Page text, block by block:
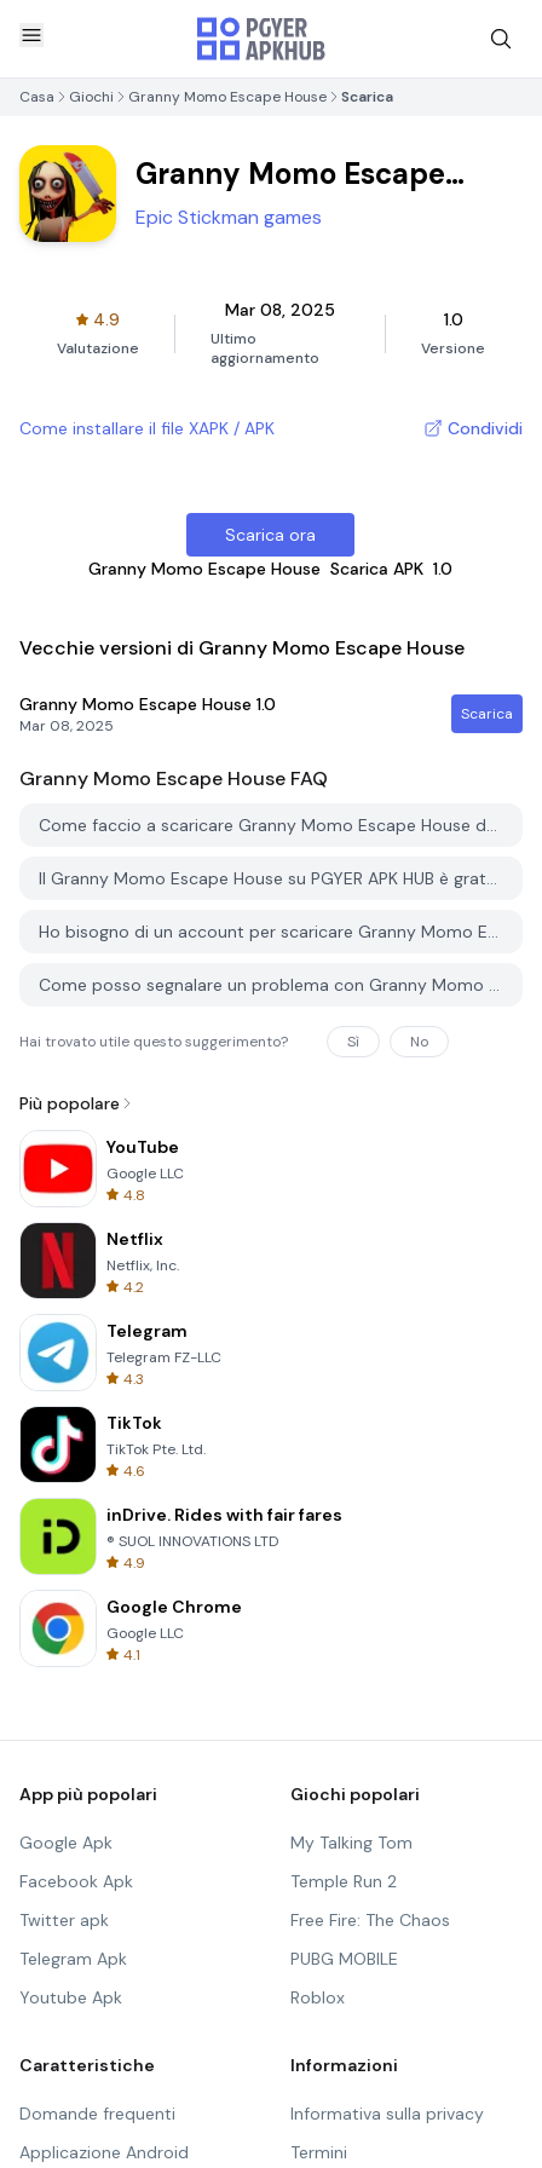
Casa Giochi Granny Momo Escape House Scarica
Granny Momo Escape
House
Epic Stickman games
4.9
Valutazione
Mar 08, 2025
Ultimo
aggiornamento
1.0
Versione
Come installare il file XAPK / APK Condividi
Scarica ora
Granny Momo Escape House Scarica APK 1.0
Vecchie versioni di Granny Momo Escape House
Granny Momo Escape House 1.0
Mar 08, 2025
Scarica
Granny Momo Escape House FAQ
Come faccio a scaricare Granny Momo Escape House da PGYER APK HUB?
Il Granny Momo Escape House su PGYER APK HUB è gratuito?
Ho bisogno di un account per scaricare Granny Momo Escape House da PGYER APK HUB?
Come posso segnalare un problema con Granny Momo Escape House su PGYER APK HUB?
Hai trovato utile questo suggerimento? Sì No
Più popolare
YouTube
Google LLC
4.8
Netflix
Netflix, Inc.
4.2
Telegram
Telegram FZ-LLC
4.3
TikTok
TikTok Pte. Ltd.
4.6
inDrive. Rides with fair fares
® SUOL INNOVATIONS LTD
4.9
Google Chrome
Google LLC
4.1
App più popolari
Google Apk
Facebook Apk
Twitter apk
Telegram Apk
Youtube Apk
Giochi popolari
My Talking Tom
Temple Run 2
Free Fire: The Chaos
PUBG MOBILE
Roblox
Caratteristiche
Domande frequenti
Applicazione Android
Informazioni
Informativa sulla privacy
Termini